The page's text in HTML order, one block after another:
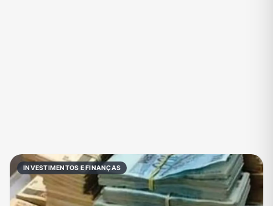
Notícias Outros Política Profissões
INVESTIMENTOS E FINANÇAS